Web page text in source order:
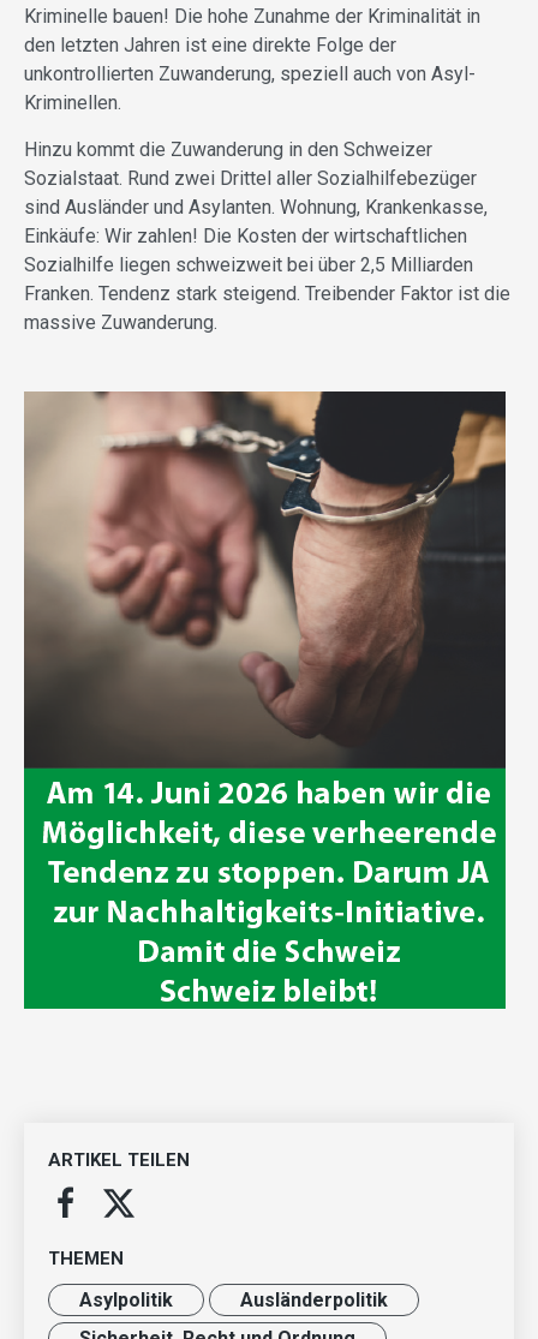
Kriminelle bauen! Die hohe Zunahme der Kriminalität in
den letzten Jahren ist eine direkte Folge der
unkontrollierten Zuwanderung, speziell auch von Asyl-
Kriminellen.
Hinzu kommt die Zuwanderung in den Schweizer
Sozialstaat. Rund zwei Drittel aller Sozialhilfebezüger
sind Ausländer und Asylanten. Wohnung, Krankenkasse,
Einkäufe: Wir zahlen! Die Kosten der wirtschaftlichen
Sozialhilfe liegen schweizweit bei über 2,5 Milliarden
Franken. Tendenz stark steigend. Treibender Faktor ist die
massive Zuwanderung.
ARTIKEL TEILEN
THEMEN
Asylpolitik
Ausländer­politik